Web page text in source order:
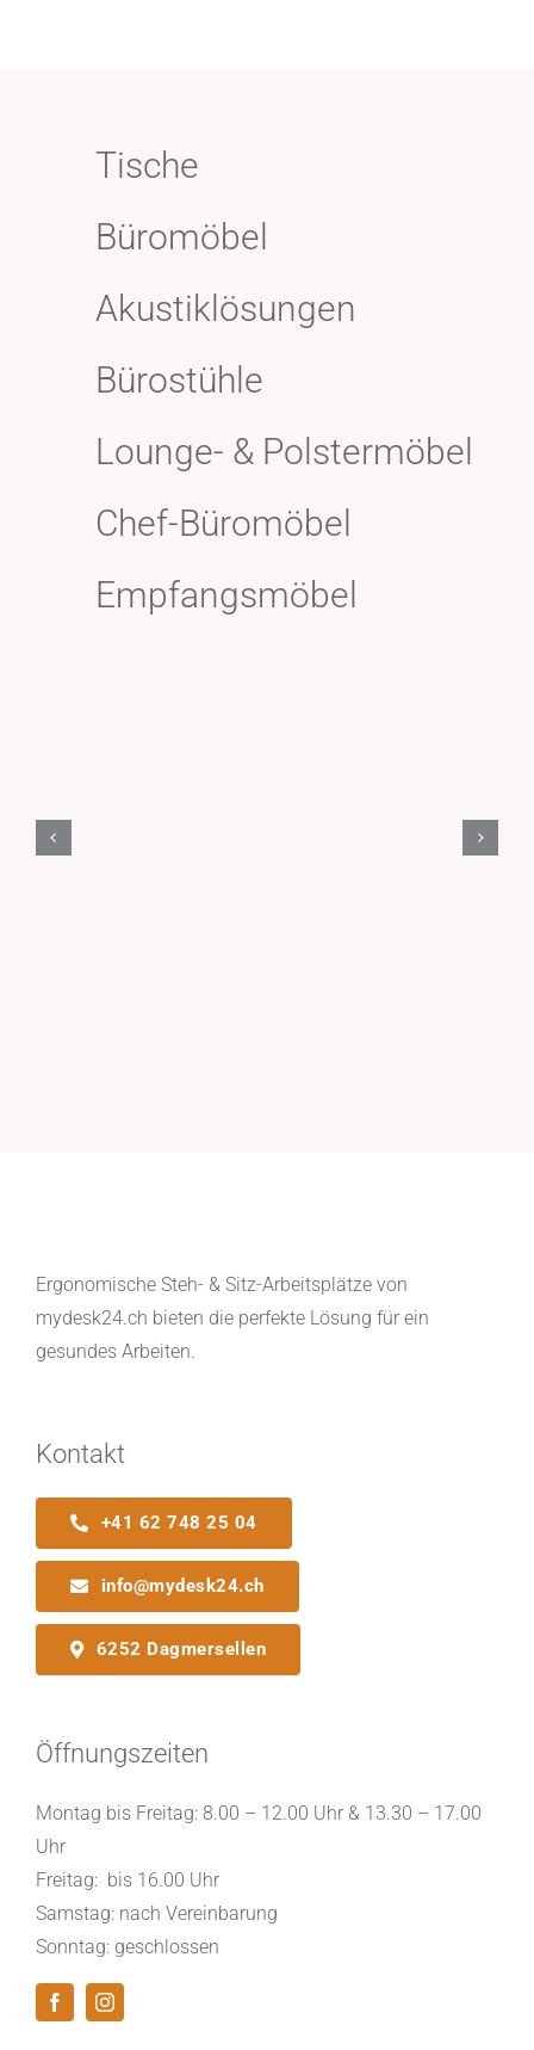
Tische
Büromöbel
Akustiklösungen
Bürostühle
Lounge- & Polstermöbel
Chef-Büromöbel
Empfangsmöbel
Ergonomische Steh- & Sitz-Arbeitsplätze von
mydesk24.ch bieten die perfekte Lösung für ein
gesundes Arbeiten.
Kontakt
+41 62 748 25 04
info@mydesk24.ch
6252 Dagmersellen
Öffnungszeiten
Montag bis Freitag: 8.00 – 12.00 Uhr & 13.30 – 17.00
Uhr
Freitag: bis 16.00 Uhr
Samstag: nach Vereinbarung
Sonntag: geschlossen